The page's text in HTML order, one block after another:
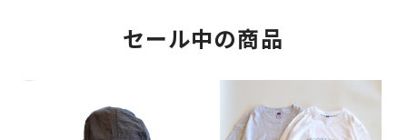
セール中の商品